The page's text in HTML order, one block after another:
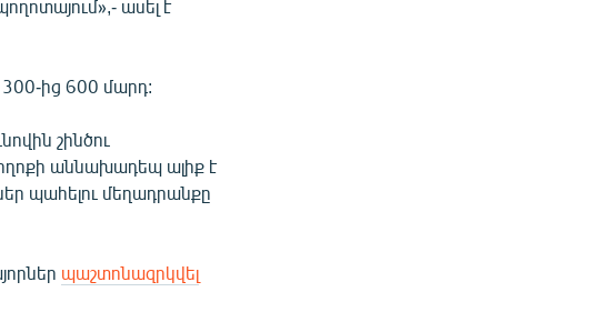
ասել է
ից 600 մարդ:
շինծու
աննախադեպ ալիք է
պահելու մեղադրանքը
պաշտոնազրկվել